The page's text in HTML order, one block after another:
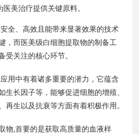
美治疗提供关键原料。
全、高效且能带来显著效果的技术
，而医美级白细胞提取物的制备工
受关注的核心环节。
用中有着诸多重要的潜力，它蕴含
生长因子等，能够促进细胞的增殖、
再生以及抗衰等方面有着积极作用。
物,首要的是获取高质量的血液样